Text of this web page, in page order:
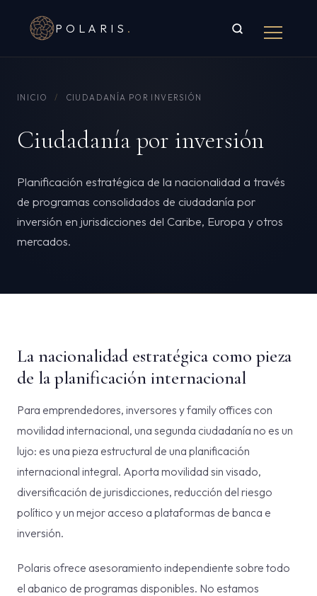
POLARIS .
INICIO / CIUDADANÍA POR INVERSIÓN
Ciudadanía por inversión
Planificación estratégica de la nacionalidad a través
de programas consolidados de ciudadanía por
inversión en jurisdicciones del Caribe, Europa y otros
mercados.
La nacionalidad estratégica como pieza
de la planificación internacional
Para emprendedores, inversores y family offices con
movilidad internacional, una segunda ciudadanía no es un
lujo: es una pieza estructural de una planificación
internacional integral. Aporta movilidad sin visado,
diversificación de jurisdicciones, reducción del riesgo
político y un mejor acceso a plataformas de banca e
inversión.
Polaris ofrece asesoramiento independiente sobre todo
el abanico de programas disponibles. No estamos